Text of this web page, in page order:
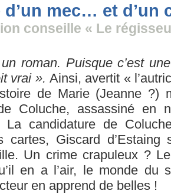
d’un mec… et d’un
conseille « Le
roman. Puisque c’est
vrai ». Ainsi, avertit «
de Marie (Jeanne ?)
Coluche, assassiné en
La candidature de
cartes, Giscard d’Estaing
Un crime crapuleux ?
en a l’air, le monde du
en apprend de belles !